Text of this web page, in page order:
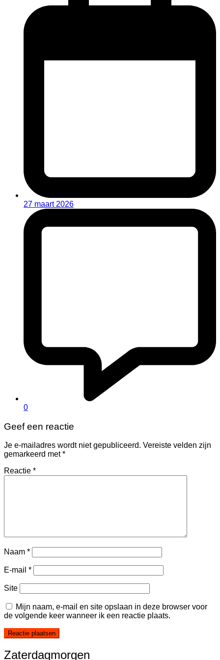
27 maart 2026
0
Geef een reactie
Je e-mailadres wordt niet gepubliceerd. Vereiste velden zijn
gemarkeerd met*
Reactie *
Naam *
E-mail *
Site
Mijn naam, e-mail en site opslaan in deze browser voor
de volgende keer wanneer ik een reactie plaats.
Zaterdagmorgen